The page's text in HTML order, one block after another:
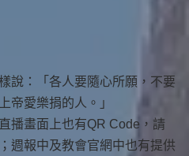
說：「各人要隨心所願，不要
帝愛樂捐的人。」
播畫面上也有QR Code，請
週報中及教會官網中也有提供